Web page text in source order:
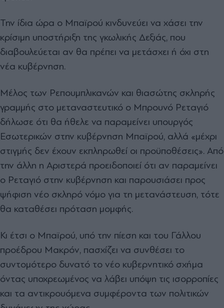
Την ίδια ώρα ο Μπαϊρού κινδυνεύει να χάσει την
κρίσιμη υποστήριξη της γκωλικής Δεξιάς, που
διαβουλεύεται αν θα πρέπει να μετάσχει ή όχι στη
νέα κυβέρνηση.
Μέλος των Ρεπουμπλικανών και θιασώτης σκληρής
γραμμής στο μεταναστευτικό ο Μπρουνό Ρεταγιό
δήλωσε ότι θα ήθελε να παραμείνει υπουργός
Εσωτερικών στην κυβέρνηση Μπαϊρού, αλλά «μέχρι
στιγμής δεν έχουν εκπληρωθεί οι προϋποθέσεις». Από
την άλλη η Αριστερά προειδοποιεί ότι αν παραμείνει
ο Ρεταγιό στην κυβέρνηση και παρουσιάσει προς
ψήφιση νέο σκληρό νόμο για τη μετανάστευση, τότε
θα καταθέσει πρόταση μομφής.
Κι έτσι ο Μπαϊρού, υπό την πίεση και του Γάλλου
προέδρου Μακρόν, πασχίζει να συνθέσει το
συντομότερο δυνατό το νέο κυβερνητικό σχήμα
όντας υποχρεωμένος να λάβει υπόψη τις ισορροπίες
και τα αντικρουόμενα συμφέροντα των πολιτικών